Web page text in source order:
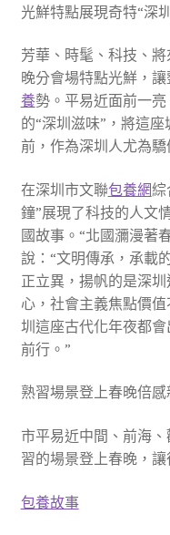
光鮮特點展現奇特“深
芳華、時髦、科技、將
晚分會場特點光鮮，
養勢。平易近面前一
的“深圳滋味”，將這
前，作為深圳人尤為驕
在深圳市文聯包養網綜
鐘”展現了科技的人文
國故事。“北國瀰漫著
說：“文明傳承，承載
正立異，揚帆的是深
心，社會主義焦點價
圳這座古代化年夜都
前行。”
熟習場景登上春晚倍感
市平易近中間、前海
習的場景登上春晚，
包養故事